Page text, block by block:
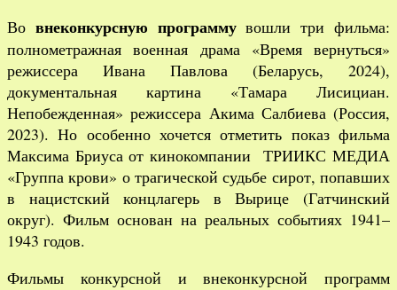
Во внеконкурсную программувошли три фильма:
полнометражная военная драма «Время вернуться»
режиссера Ивана Павлова (Беларусь, 2024),
документальная картина «Тамара Лисициан.
Непобежденная» режиссера Акима Салбиева (Россия,
2023). Но особенно хочется отметить показ фильма
Максима Бриуса от кинокомпании ТРИИКС МЕДИА
«Группа крови» о трагической судьбе сирот, попавших
в нацистский концлагерь в Вырице (Гатчинский
округ). Фильм основан на реальных событиях 1941–
1943 годов.
Фильмы конкурсной и внеконкурсной программ